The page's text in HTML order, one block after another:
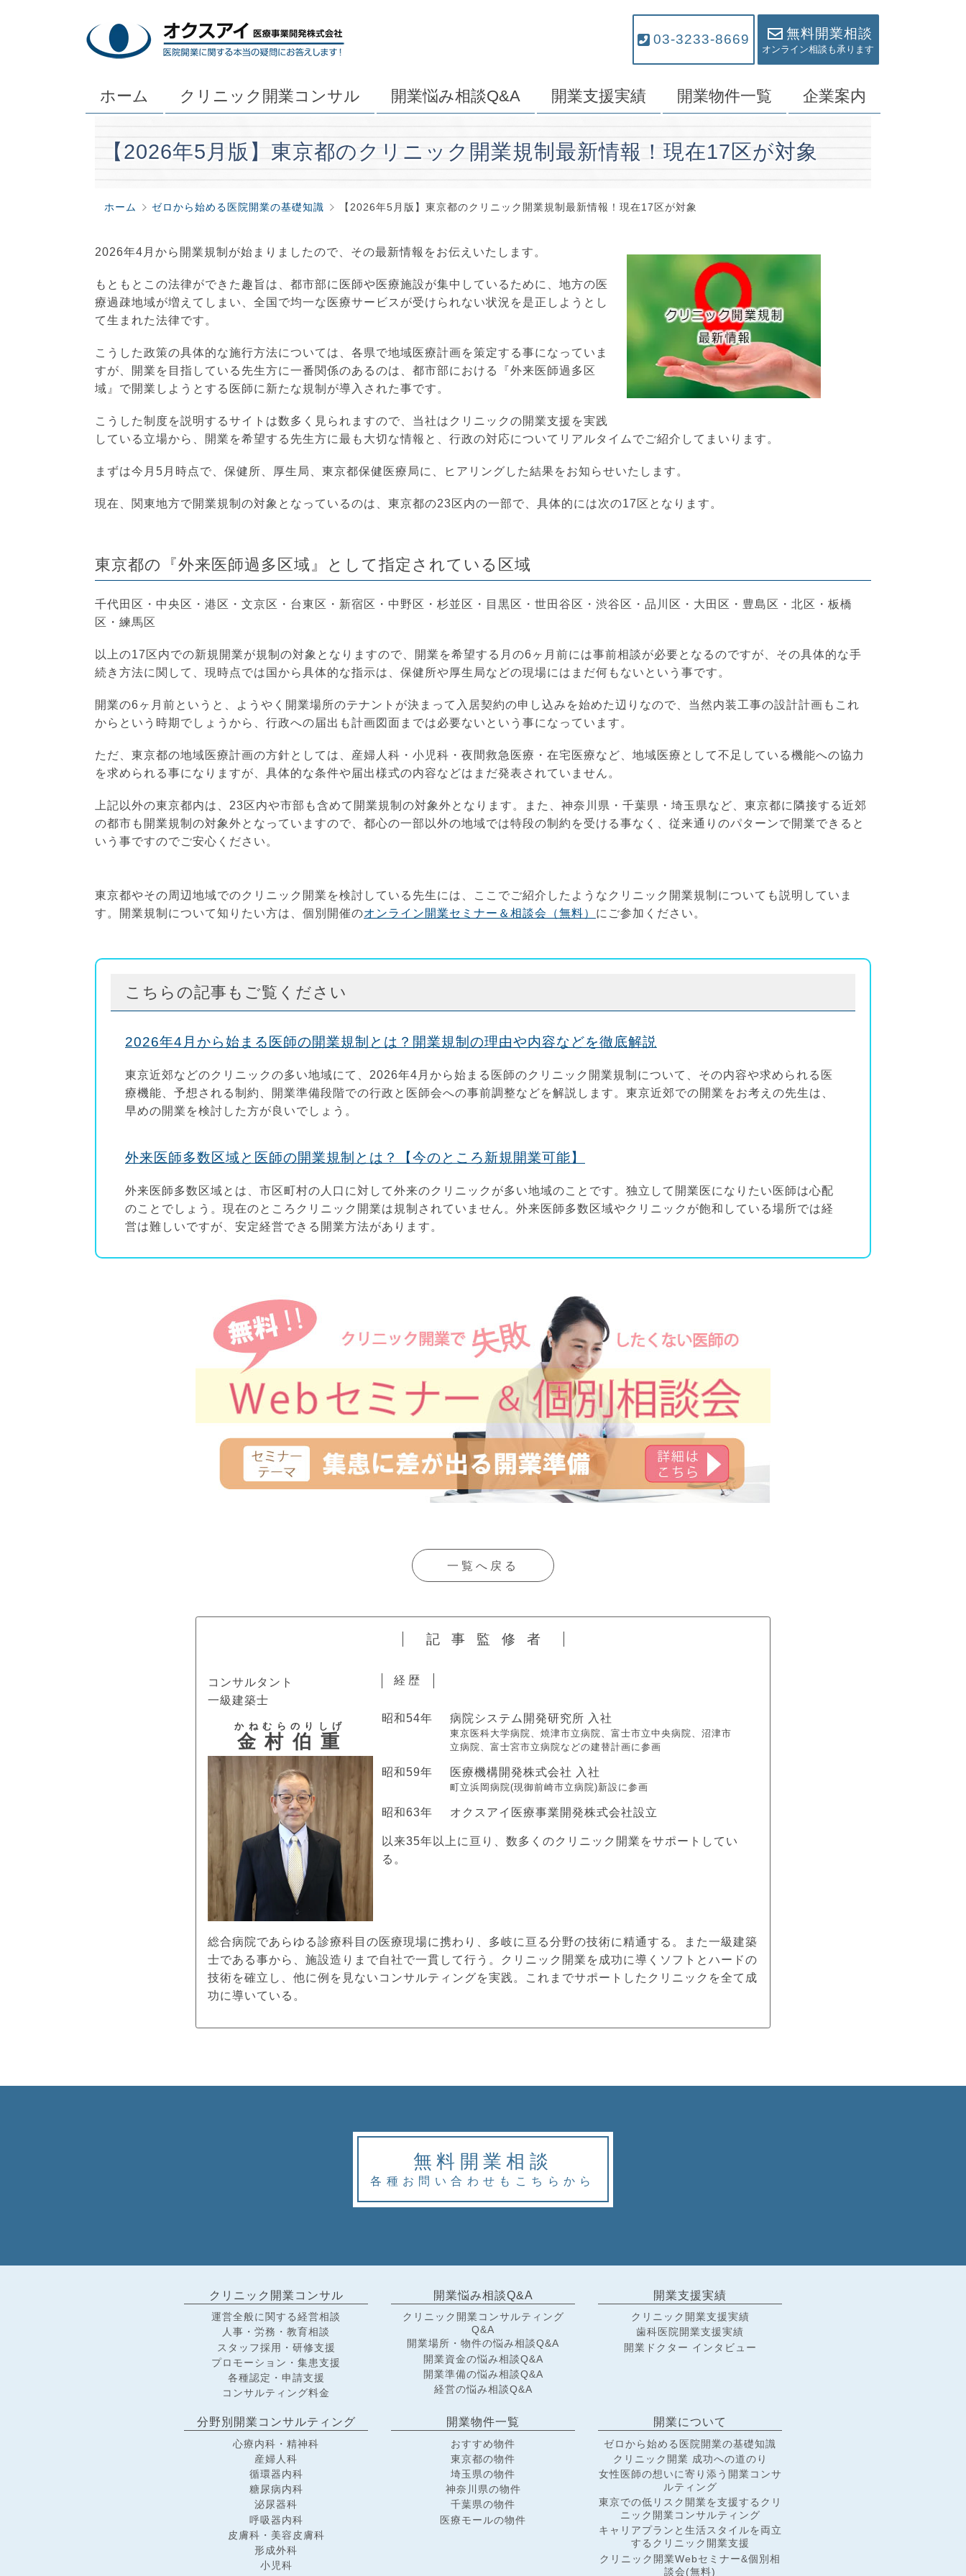
03-3233-8669 無料開業相談
オンライン相談も承ります
ホーム クリニック開業コンサル 開業悩み相談Q&A 開業支援実績 開業物件一覧 企業案内
【2026年5月版】東京都のクリニック開業規制最新情報！現在17区が対象
ホーム ゼロから始める医院開業の基礎知識 【2026年5月版】東京都のクリニック開業規制最新情報！現在17区が対象
2026年4月から開業規制が始まりましたので、その最新情報をお伝えいたします。
もともとこの法律ができた趣旨は、都市部に医師や医療施設が集中しているために、地方の医
療過疎地域が増えてしまい、全国で均一な医療サービスが受けられない状況を是正しようとし
て生まれた法律です。
こうした政策の具体的な施行方法については、各県で地域医療計画を策定する事になっていま
すが、開業を目指している先生方に一番関係のあるのは、都市部における『外来医師過多区
域』で開業しようとする医師に新たな規制が導入された事です。
こうした制度を説明するサイトは数多く見られますので、当社はクリニックの開業支援を実践
している立場から、開業を希望する先生方に最も大切な情報と、行政の対応についてリアルタイムでご紹介してまいります。
まずは今月5月時点で、保健所、厚生局、東京都保健医療局に、ヒアリングした結果をお知らせいたします。
現在、関東地方で開業規制の対象となっているのは、東京都の23区内の一部で、具体的には次の17区となります。
東京都の『外来医師過多区域』として指定されている区域
千代田区・中央区・港区・文京区・台東区・新宿区・中野区・杉並区・目黒区・世田谷区・渋谷区・品川区・大田区・豊島区・北区・板橋
区・練馬区
以上の17区内での新規開業が規制の対象となりますので、開業を希望する月の6ヶ月前には事前相談が必要となるのですが、その具体的な手
続き方法に関して、現時点では国から具体的な指示は、保健所や厚生局などの現場にはまだ何もないという事です。
開業の6ヶ月前というと、ようやく開業場所のテナントが決まって入居契約の申し込みを始めた辺りなので、当然内装工事の設計計画もこれ
からという時期でしょうから、行政への届出も計画図面までは必要ないという事になっています。
ただ、東京都の地域医療計画の方針としては、産婦人科・小児科・夜間救急医療・在宅医療など、地域医療として不足している機能への協力
を求められる事になりますが、具体的な条件や届出様式の内容などはまだ発表されていません。
上記以外の東京都内は、23区内や市部も含めて開業規制の対象外となります。また、神奈川県・千葉県・埼玉県など、東京都に隣接する近郊
の都市も開業規制の対象外となっていますので、都心の一部以外の地域では特段の制約を受ける事なく、従来通りのパターンで開業できると
いう事ですのでご安心ください。
東京都やその周辺地域でのクリニック開業を検討している先生には、ここでご紹介したようなクリニック開業規制についても説明していま
す。開業規制について知りたい方は、個別開催のオンライン開業セミナー＆相談会（無料） にご参加ください。
こちらの記事もご覧ください
2026年4月から始まる医師の開業規制とは？開業規制の理由や内容などを徹底解説
東京近郊などのクリニックの多い地域にて、2026年4月から始まる医師のクリニック開業規制について、その内容や求められる医
療機能、予想される制約、開業準備段階での行政と医師会への事前調整などを解説します。東京近郊での開業をお考えの先生は、
早めの開業を検討した方が良いでしょう。
外来医師多数区域と医師の開業規制とは？【今のところ新規開業可能】
外来医師多数区域とは、市区町村の人口に対して外来のクリニックが多い地域のことです。独立して開業医になりたい医師は心配
のことでしょう。現在のところクリニック開業は規制されていません。外来医師多数区域やクリニックが飽和している場所では経
営は難しいですが、安定経営できる開業方法があります。
一覧へ戻る
記事監修者
コンサルタント
一級建築士
金村
かねむら
伯重
のりしげ
経歴
昭和54年 病院システム開発研究所 入社
東京医科大学病院、焼津市立病院、富士市立中央病院、沼津市
立病院、富士宮市立病院などの建替計画に参画
昭和59年 医療機構開発株式会社 入社
町立浜岡病院(現御前崎市立病院)新設に参画
昭和63年 オクスアイ医療事業開発株式会社設立
以来35年以上に亘り、数多くのクリニック開業をサポートしてい
る。
総合病院であらゆる診療科目の医療現場に携わり、多岐に亘る分野の技術に精通する。また一級建築
士である事から、施設造りまで自社で一貫して行う。クリニック開業を成功に導くソフトとハードの
技術を確立し、他に例を見ないコンサルティングを実践。これまでサポートしたクリニックを全て成
功に導いている。
無料開業相談
各種お問い合わせもこちらから
クリニック開業コンサル
運営全般に関する経営相談
人事・労務・教育相談
スタッフ採用・研修支援
プロモーション・集患支援
各種認定・申請支援
コンサルティング料金
開業悩み相談Q&A
クリニック開業コンサルティング
Q&A
開業場所・物件の悩み相談Q&A
開業資金の悩み相談Q&A
開業準備の悩み相談Q&A
経営の悩み相談Q&A
開業支援実績
クリニック開業支援実績
歯科医院開業支援実績
開業ドクター インタビュー
分野別開業コンサルティング
心療内科・精神科
産婦人科
循環器内科
糖尿病内科
泌尿器科
呼吸器内科
皮膚科・美容皮膚科
形成外科
小児科
開業物件一覧
おすすめ物件
東京都の物件
埼玉県の物件
神奈川県の物件
千葉県の物件
医療モールの物件
開業について
ゼロから始める医院開業の基礎知識
クリニック開業 成功への道のり
女性医師の想いに寄り添う開業コンサ
ルティング
東京での低リスク開業を支援するクリ
ニック開業コンサルティング
キャリアプランと生活スタイルを両立
するクリニック開業支援
クリニック開業Webセミナー&個別相
談会(無料)